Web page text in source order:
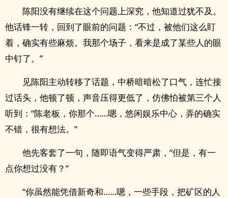
陈阳没有继续在这个问题上深究，他知道过犹不及。
他话锋一转，回到了眼前的问题：“不过，被他们这么盯
着，确实有些麻烦。我那个场子，看来是成了某些人的眼
中钉了。”
见陈阳主动转移了话题，中桥暗暗松了口气，连忙接
过话头，他顿了顿，声音压得更低了，仿佛怕被第三个人
听到：“陈老板，你那个……嗯，悠闲娱乐中心，弄的确实
不错，很有想法。”
他先客套了一句，随即语气变得严肃，“但是，有一
点你想过没有？”
“你虽然能凭借新奇和……嗯，一些手段，把矿区的人